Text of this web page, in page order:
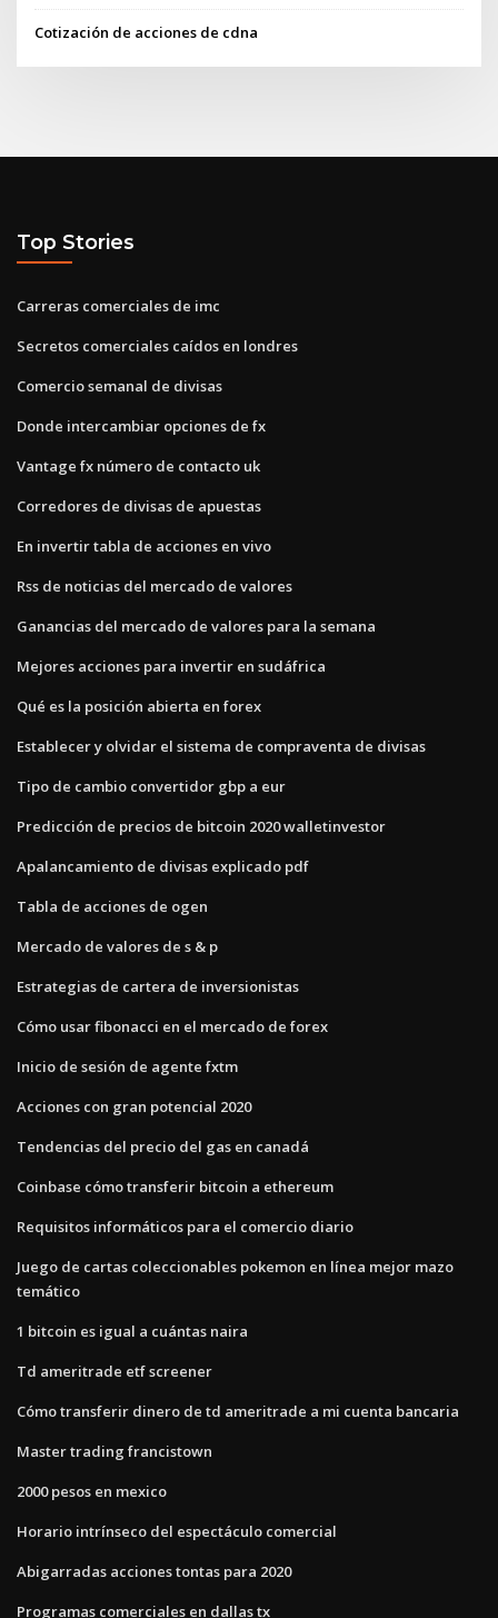
Cotización de acciones de cdna
Top Stories
Carreras comerciales de imc
Secretos comerciales caídos en londres
Comercio semanal de divisas
Donde intercambiar opciones de fx
Vantage fx número de contacto uk
Corredores de divisas de apuestas
En invertir tabla de acciones en vivo
Rss de noticias del mercado de valores
Ganancias del mercado de valores para la semana
Mejores acciones para invertir en sudáfrica
Qué es la posición abierta en forex
Establecer y olvidar el sistema de compraventa de divisas
Tipo de cambio convertidor gbp a eur
Predicción de precios de bitcoin 2020 walletinvestor
Apalancamiento de divisas explicado pdf
Tabla de acciones de ogen
Mercado de valores de s & p
Estrategias de cartera de inversionistas
Cómo usar fibonacci en el mercado de forex
Inicio de sesión de agente fxtm
Acciones con gran potencial 2020
Tendencias del precio del gas en canadá
Coinbase cómo transferir bitcoin a ethereum
Requisitos informáticos para el comercio diario
Juego de cartas coleccionables pokemon en línea mejor mazo
temático
1 bitcoin es igual a cuántas naira
Td ameritrade etf screener
Cómo transferir dinero de td ameritrade a mi cuenta bancaria
Master trading francistown
2000 pesos en mexico
Horario intrínseco del espectáculo comercial
Abigarradas acciones tontas para 2020
Programas comerciales en dallas tx